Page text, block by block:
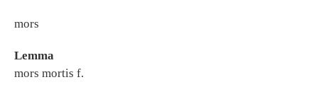
mors
Lemma
mors mortis f.